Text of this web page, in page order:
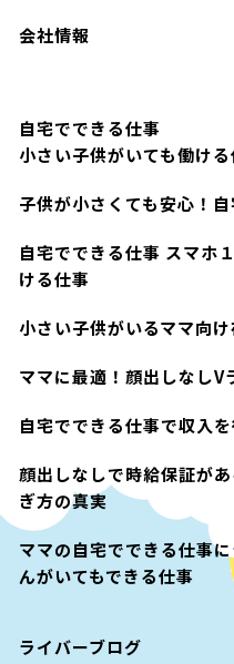
会社情報
自宅でできる仕事
小さい子供がいても働け
子供が小さくても安心！
自宅でできる仕事 スマホ
ける仕事
小さい子供がいるママ向
ママに最適！顔出しなしV
自宅でできる仕事で収入
顔出しなしで時給保証が
ぎ方の真実
ママの自宅でできる仕事
んがいてもできる仕事
ライバーブログ